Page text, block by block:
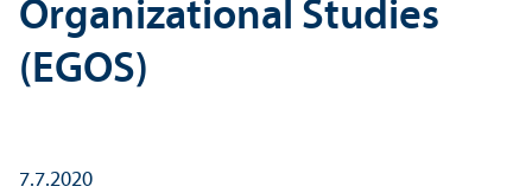
Organizational Studies
(EGOS)
7.7.2020